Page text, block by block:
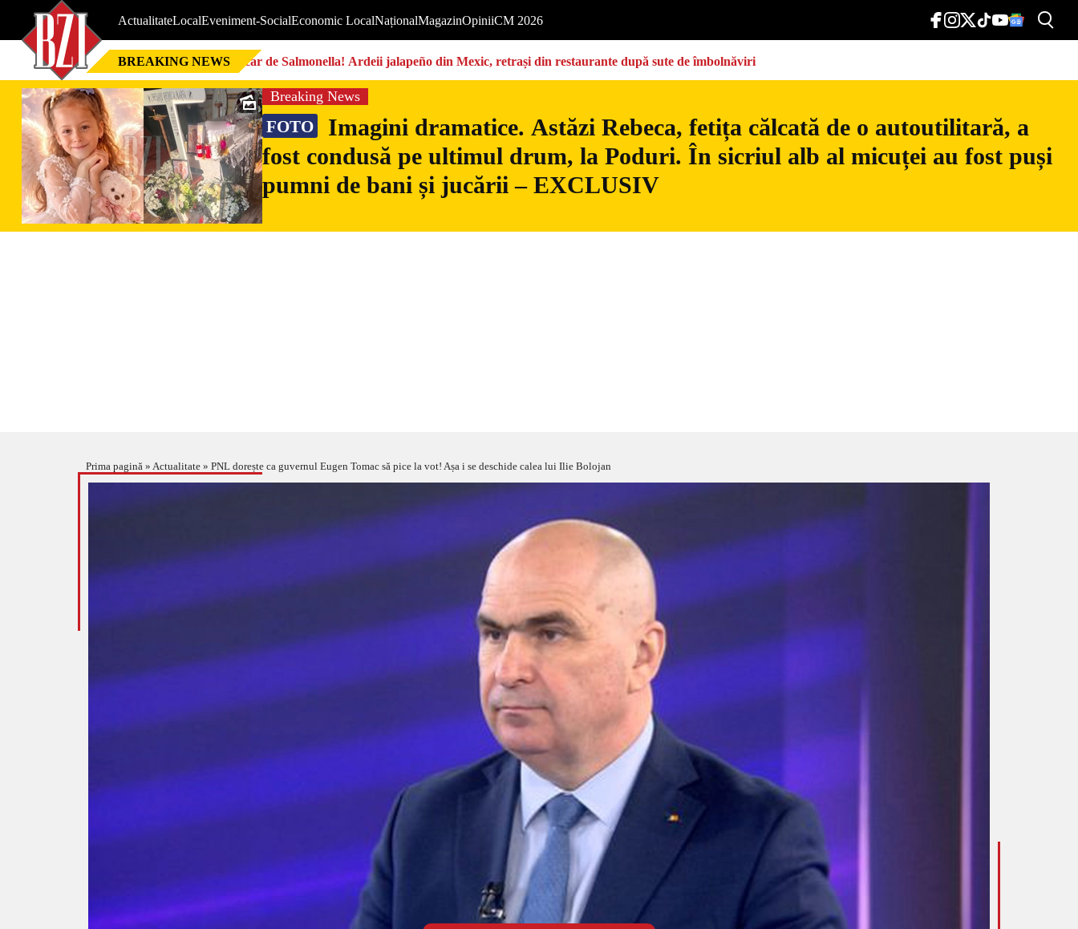
ActualitateLocalEveniment-SocialEconomic LocalNaționalMagazinOpiniiCM 2026
BREAKING NEWS Focar de Salmonella! Ardeii jalapeño din Mexic, retrași din restaurante după sute de îmbolnăviri
Breaking News
FOTO
Imagini dramatice. Astăzi Rebeca, fetița călcată de o autoutilitară, a
fost condusă pe ultimul drum, la Poduri. În sicriul alb al micuței au fost puși
pumni de bani și jucării – EXCLUSIV
Prima pagină » Actualitate » PNL dorește ca guvernul Eugen Tomac să pice la vot! Așa i se deschide calea lui Ilie Bolojan